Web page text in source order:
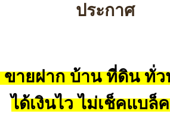
ประกาศ
ายฝาก บ้าน ที่ดิน ทั่ว
ได้เงินไว ไม่เช็คแบล็